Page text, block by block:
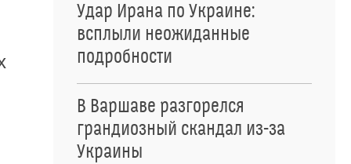
Удар Ирана по Украине:
всплыли неожиданные
подробности
В Варшаве разгорелся
грандиозный скандал из-за
Украины